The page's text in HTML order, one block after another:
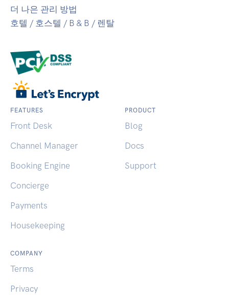
더 나은 관리 방법
호텔 / 호스텔 / B & B / 렌탈
FEATURES
Front Desk
Channel Manager
Booking Engine
Concierge
Payments
Housekeeping
PRODUCT
Blog
Docs
Support
COMPANY
Terms
Privacy